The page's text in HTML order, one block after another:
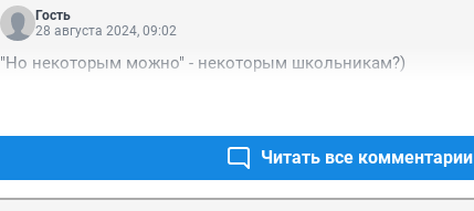
Гость
28 августа 2024, 09:02
"Но некоторым можно" - некоторым школьникам?)
Читать все комментарии